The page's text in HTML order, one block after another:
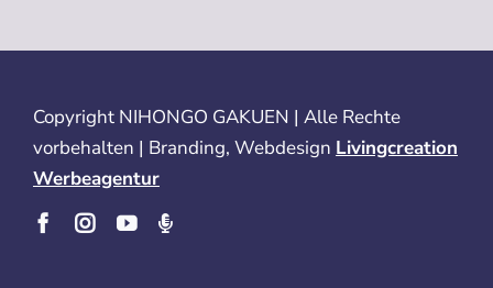
Copyright NIHONGO GAKUEN | Alle Rechte
vorbehalten | Branding, Webdesign Livingcreation
Werbeagentur